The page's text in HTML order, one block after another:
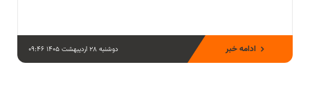
دوشنبه 28 اردیبهشت 1405 09:46 ادامه خبر